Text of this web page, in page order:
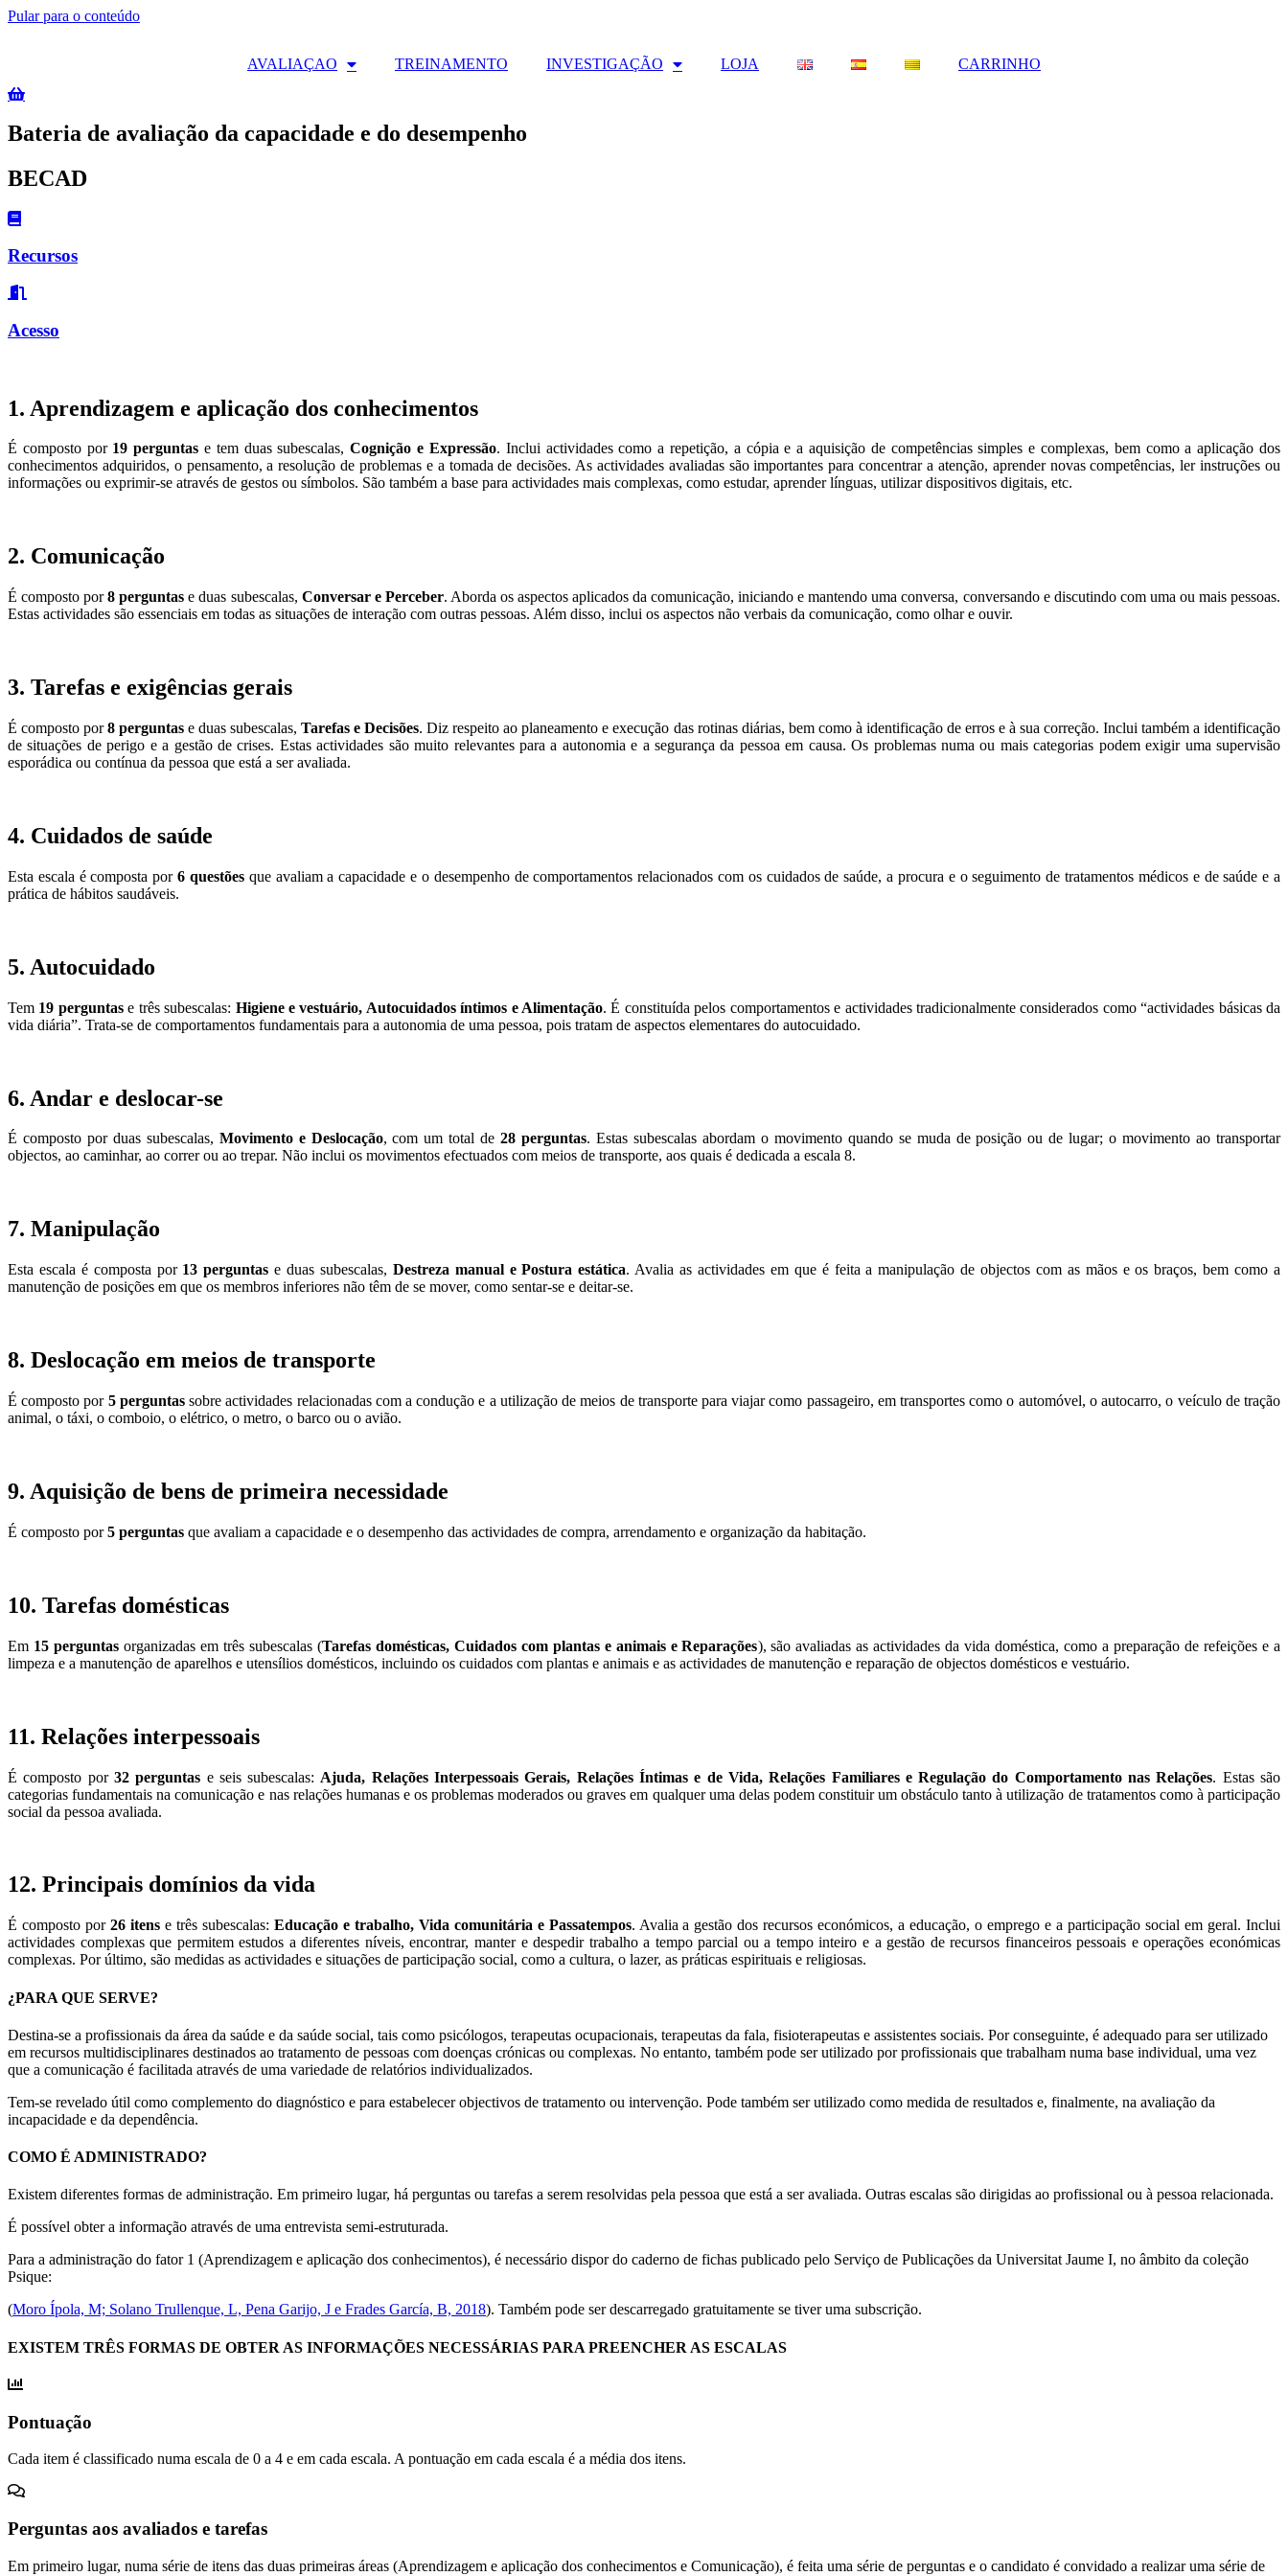
Pular para o conteúdo
AVALIAÇAO TREINAMENTO INVESTIGAÇÃO LOJA CARRINHO
Bateria de avaliação da capacidade e do desempenho
BECAD
Recursos
Acesso
1. Aprendizagem e aplicação dos conhecimentos
É composto por 19 perguntas e tem duas subescalas,Cognição e Expressão. Inclui actividades como a repetição, a cópia e a aquisição de competências simples e complexas, bem como a aplicação dos
conhecimentos adquiridos, o pensamento, a resolução de problemas e a tomada de decisões. As actividades avaliadas são importantes para concentrar a atenção, aprender novas competências, ler instruções ou
informações ou exprimir-se através de gestos ou símbolos. São também a base para actividades mais complexas, como estudar, aprender línguas, utilizar dispositivos digitais, etc.
2. Comunicação
É composto por8 perguntas e duas subescalas, Conversar e Perceber. Aborda os aspectos aplicados da comunicação, iniciando e mantendo uma conversa, conversando e discutindo com uma ou mais pessoas.
Estas actividades são essenciais em todas as situações de interação com outras pessoas. Além disso, inclui os aspectos não verbais da comunicação, como olhar e ouvir.
3. Tarefas e exigências gerais
É composto por8 perguntas e duas subescalas,Tarefas e Decisões. Diz respeito ao planeamento e execução das rotinas diárias, bem como à identificação de erros e à sua correção. Inclui também a identificação
de situações de perigo e a gestão de crises. Estas actividades são muito relevantes para a autonomia e a segurança da pessoa em causa. Os problemas numa ou mais categorias podem exigir uma supervisão
esporádica ou contínua da pessoa que está a ser avaliada.
4. Cuidados de saúde
Esta escala é composta por6 questõesque avaliam a capacidade e o desempenho de comportamentos relacionados com os cuidados de saúde, a procura e o seguimento de tratamentos médicos e de saúde e a
prática de hábitos saudáveis.
5. Autocuidado
Tem 19 perguntase três subescalas: Higiene e vestuário, Autocuidados íntimos e Alimentação. É constituída pelos comportamentos e actividades tradicionalmente considerados como “actividades básicas da
vida diária”. Trata-se de comportamentos fundamentais para a autonomia de uma pessoa, pois tratam de aspectos elementares do autocuidado.
6. Andar e deslocar-se
É composto por duas subescalas, Movimento e Deslocação, com um total de28 perguntas. Estas subescalas abordam o movimento quando se muda de posição ou de lugar; o movimento ao transportar
objectos, ao caminhar, ao correr ou ao trepar. Não inclui os movimentos efectuados com meios de transporte, aos quais é dedicada a escala 8.
7. Manipulação
Esta escala é composta por 13 perguntas e duas subescalas, Destreza manual e Postura estática. Avalia as actividades em que é feita a manipulação de objectos com as mãos e os braços, bem como a
manutenção de posições em que os membros inferiores não têm de se mover, como sentar-se e deitar-se.
8. Deslocação em meios de transporte
É composto por 5 perguntassobre actividades relacionadas com a condução e a utilização de meios de transporte para viajar como passageiro, em transportes como o automóvel, o autocarro, o veículo de tração
animal, o táxi, o comboio, o elétrico, o metro, o barco ou o avião.
9. Aquisição de bens de primeira necessidade
É composto por5 perguntas que avaliam a capacidade e o desempenho das actividades de compra, arrendamento e organização da habitação.
10. Tarefas domésticas
Em 15 perguntasorganizadas em três subescalas (Tarefas domésticas, Cuidados com plantas e animais e Reparações), são avaliadas as actividades da vida doméstica, como a preparação de refeições e a
limpeza e a manutenção de aparelhos e utensílios domésticos, incluindo os cuidados com plantas e animais e as actividades de manutenção e reparação de objectos domésticos e vestuário.
11. Relações interpessoais
É composto por 32 perguntas e seis subescalas: Ajuda, Relações Interpessoais Gerais, Relações Íntimas e de Vida, Relações Familiares e Regulação do Comportamento nas Relações. Estas são
categorias fundamentais na comunicação e nas relações humanas e os problemas moderados ou graves em qualquer uma delas podem constituir um obstáculo tanto à utilização de tratamentos como à participação
social da pessoa avaliada.
12. Principais domínios da vida
É composto por 26 itense três subescalas: Educação e trabalho, Vida comunitária e Passatempos. Avalia a gestão dos recursos económicos, a educação, o emprego e a participação social em geral. Inclui
actividades complexas que permitem estudos a diferentes níveis, encontrar, manter e despedir trabalho a tempo parcial ou a tempo inteiro e a gestão de recursos financeiros pessoais e operações económicas
complexas. Por último, são medidas as actividades e situações de participação social, como a cultura, o lazer, as práticas espirituais e religiosas.
¿PARA QUE SERVE?
Destina-se a profissionais da área da saúde e da saúde social, tais como psicólogos, terapeutas ocupacionais, terapeutas da fala, fisioterapeutas e assistentes sociais. Por conseguinte, é adequado para ser utilizado
em recursos multidisciplinares destinados ao tratamento de pessoas com doenças crónicas ou complexas. No entanto, também pode ser utilizado por profissionais que trabalham numa base individual, uma vez
que a comunicação é facilitada através de uma variedade de relatórios individualizados.
Tem-se revelado útil como complemento do diagnóstico e para estabelecer objectivos de tratamento ou intervenção. Pode também ser utilizado como medida de resultados e, finalmente, na avaliação da
incapacidade e da dependência.
COMO É ADMINISTRADO?
Existem diferentes formas de administração. Em primeiro lugar, há perguntas ou tarefas a serem resolvidas pela pessoa que está a ser avaliada. Outras escalas são dirigidas ao profissional ou à pessoa relacionada.
É possível obter a informação através de uma entrevista semi-estruturada.
Para a administração do fator 1 (Aprendizagem e aplicação dos conhecimentos), é necessário dispor do caderno de fichas publicado pelo Serviço de Publicações da Universitat Jaume I, no âmbito da coleção
Psique:
(Moro Ípola, M; Solano Trullenque, L, Pena Garijo, J e Frades García, B, 2018). Também pode ser descarregado gratuitamente se tiver uma subscrição.
EXISTEM TRÊS FORMAS DE OBTER AS INFORMAÇÕES NECESSÁRIAS PARA PREENCHER AS ESCALAS
Pontuação
Cada item é classificado numa escala de 0 a 4 e em cada escala. A pontuação em cada escala é a média dos itens.
Perguntas aos avaliados e tarefas
Em primeiro lugar, numa série de itens das duas primeiras áreas (Aprendizagem e aplicação dos conhecimentos e Comunicação), é feita uma série de perguntas e o candidato é convidado a realizar uma série de